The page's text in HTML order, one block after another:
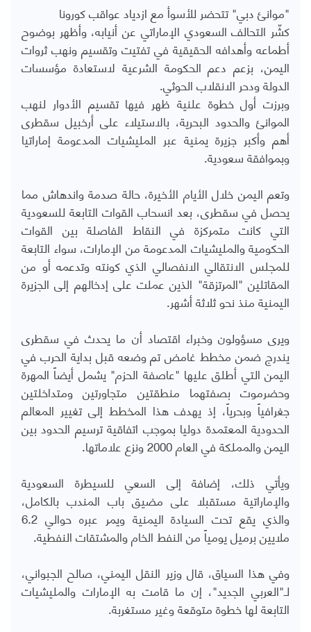
"موانئ دبي" تتحضر للأسوأ مع ازدياد عواقب كورونا
كشّر التحالف السعودي الإماراتي عن أنيابه، وأظهر بوضوح
أطماعه وأهدافه الحقيقية في تفتيت وتقسيم ونهب ثروات
اليمن، بزعم دعم الحكومة الشرعية لاستعادة مؤسسات
الدولة ودحر الانقلاب الحوثي.
وبرزت أول خطوة علنية ظهر فيها تقسيم الأدوار لنهب
الموانئ والحدود البحرية، بالاستيلاء على أرخبيل سقطرى
أهم وأكبر جزيرة يمنية عبر المليشيات المدعومة إماراتيا
وبموافقة سعودية.
وتعم اليمن خلال الأيام الأخيرة، حالة صدمة واندهاش مما
يحصل في سقطرى، بعد انسحاب القوات التابعة للسعودية
التي كانت متمركزة في النقاط الفاصلة بين القوات
الحكومية والمليشيات المدعومة من الإمارات، سواء التابعة
للمجلس الانتقالي الانفصالي الذي كونته وتدعمه أو من
المقاتلين "المرتزقة" الذين عملت على إدخالهم إلى الجزيرة
اليمنية منذ نحو ثلاثة أشهر.
ويرى مسؤولون وخبراء اقتصاد أن ما يحدث في سقطرى
يندرج ضمن مخطط غامض تم وضعه قبل بداية الحرب في
اليمن التي أطلق عليها "عاصفة الحزم" يشمل أيضاً المهرة
وحضرموت بصفتهما منطقتين متجاورتين ومتداخلتين
جغرافياً وبحرياً، إذ يهدف هذا المخطط إلى تغيير المعالم
الحدودية المعتمدة دوليا بموجب اتفاقية ترسيم الحدود بين
اليمن والمملكة في العام 2000 ونزع علاماتها.
ويأتي ذلك، إضافة إلى السعي للسيطرة السعودية
والإماراتية مستقبلا على مضيق باب المندب بالكامل،
والذي يقع تحت السيادة اليمنية ويمر عبره حوالي 6.2
ملايين برميل يومياً من النفط الخام والمشتقات النفطية.
وفي هذا السياق، قال وزير النقل اليمني، صالح الجبواني،
لـ"العربي الجديد"، إن ما قامت به الإمارات والمليشيات
التابعة لها خطوة متوقعة وغير مستغربة.